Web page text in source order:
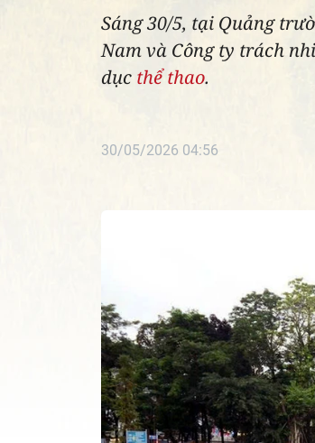
Sáng 30/5, tại Quảng
Nam và Công ty trách
dục thể thao.
30/05/2026 04:56